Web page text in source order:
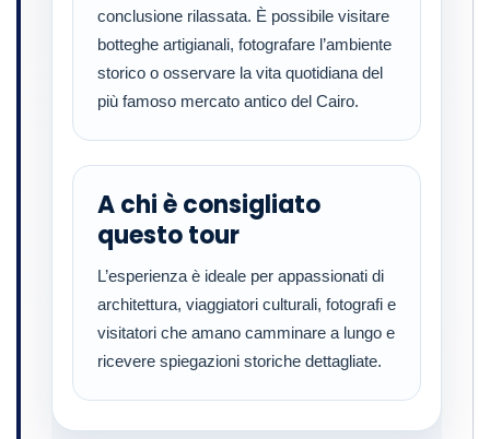
conclusione rilassata. È possibile visitare
botteghe artigianali, fotografare l’ambiente
storico o osservare la vita quotidiana del
più famoso mercato antico del Cairo.
A chi è consigliato
questo tour
L’esperienza è ideale per appassionati di
architettura, viaggiatori culturali, fotografi e
visitatori che amano camminare a lungo e
ricevere spiegazioni storiche dettagliate.